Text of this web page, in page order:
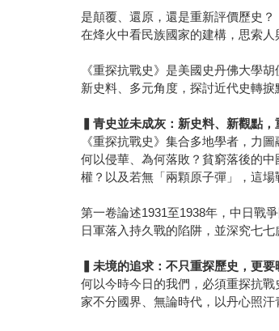
是顛覆、還原，還是重新評價歷史？
在烽火中看民族國家的建構，思索人
《重探抗戰史》是美國史丹佛大學
新史料、多元角度，探討近代史轉
▍青史並未成灰：新史料、新觀點，
《重探抗戰史》集合多地學者，力
何以侵華、為何落敗？貧窮落後的
權？以及若無「兩顆原子彈」，這場
第一卷論述1931至1938年，中日戰
日軍落入持久戰的陷阱，並深究七
▍未境的追求：不只重探歷史，更要
何以今時今日的我們，必須重探抗
家不分國界、無論時代，以丹心照汗